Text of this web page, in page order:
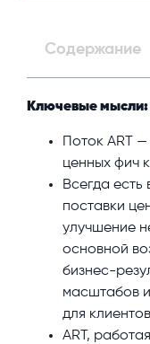
Содержание
Ключевые мысли:
Поток ART
ценных фич
Всегда
поставки
улучшение
основной
бизнес-
масштабов
для
ART,